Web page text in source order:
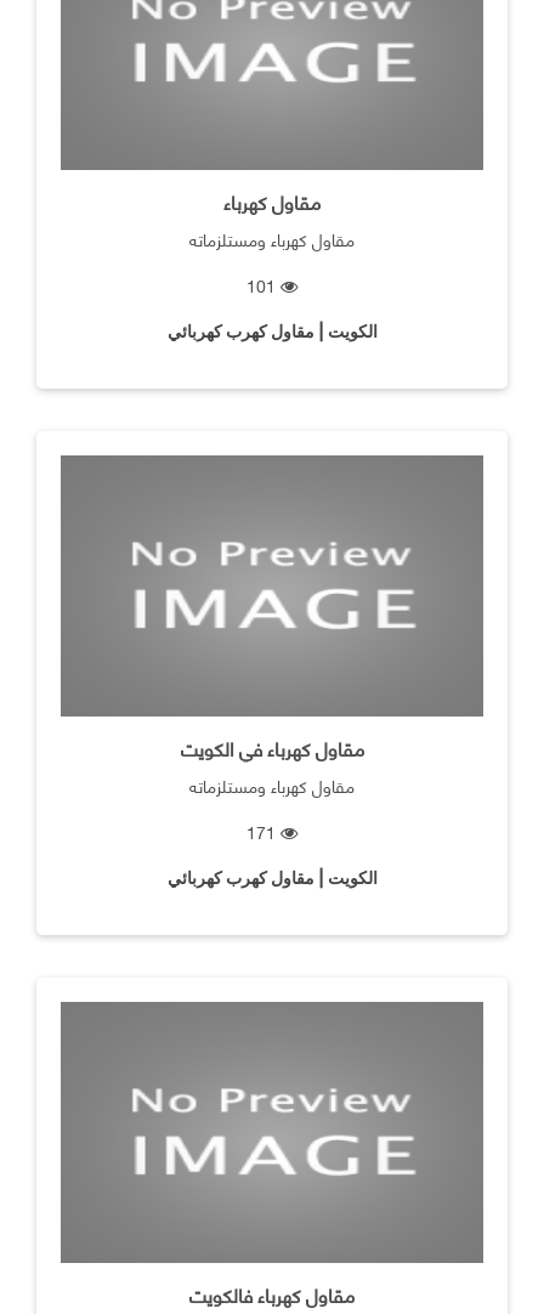
مقاول كهرباء
مقاول كهرباء ومستلزماته
الكويت | مقاول كهرب كهربائي
مقاول كهرباء في الكويت
مقاول كهرباء ومستلزماته
الكويت | مقاول كهرب كهربائي
مقاول كهرباء فالكويت